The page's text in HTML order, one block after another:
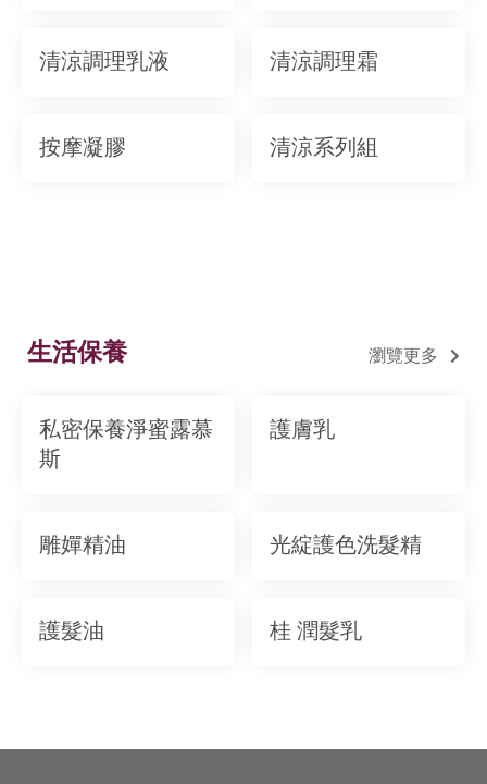
清涼調理乳液 清涼調理霜
按摩凝膠 清涼系列組
生活保養 瀏覽更多
私密保養淨蜜露慕
斯
護膚乳
雕嬋精油 光綻護色洗髮精
護髮油 桂 潤髮乳